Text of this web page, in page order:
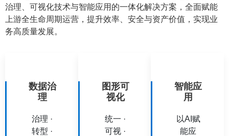
治理、可视化技术与智能应用的一体化解决方案，全面赋能
上游全生命周期运营，提升效率、安全与资产价值，实现业
务高质量发展。
数据治
理
治理 ·
转型 ·
图形可
视化
统一 ·
可视 ·
智能应
用
以AI赋
能应